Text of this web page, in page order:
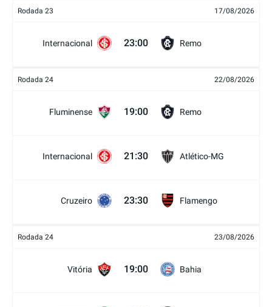
Rodada 23 17/08/2026
Internacional 23:00 Remo
Rodada 24 22/08/2026
Fluminense 19:00 Remo
Internacional 21:30 Atlético-MG
Cruzeiro 23:30 Flamengo
Rodada 24 23/08/2026
Vitória 19:00 Bahia